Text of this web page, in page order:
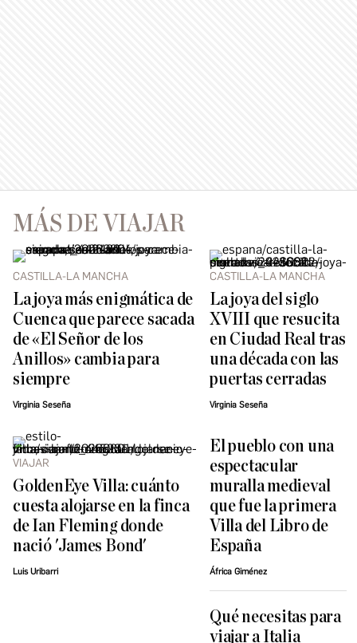
MÁS DE VIAJAR
CASTILLA-LA MANCHA
La joya más enigmática de
Cuenca que parece sacada
de «El Señor de los
Anillos» cambia para
siempre
Virginia Seseña
CASTILLA-LA MANCHA
La joya del siglo
XVIII que resucita
en Ciudad Real tras
una década con las
puertas cerradas
Virginia Seseña
VIAJAR
GoldenEye Villa: cuánto
cuesta alojarse en la finca
de Ian Fleming donde
nació 'James Bond'
Luis Uribarri
El pueblo con una
espectacular
muralla medieval
que fue la primera
Villa del Libro de
España
África Giménez
Qué necesitas para
viajar a Italia